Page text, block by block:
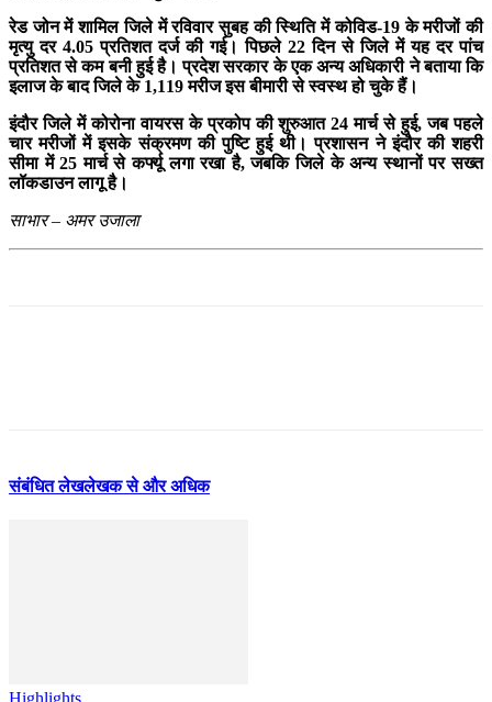
रेड जोन में शामिल जिले में रविवार सुबह की स्थिति में कोविड-19 के मरीजों की
मृत्यु दर 4.05 प्रतिशत दर्ज की गई। पिछले 22 दिन से जिले में यह दर पांच
प्रतिशत से कम बनी हुई है। प्रदेश सरकार के एक अन्य अधिकारी ने बताया कि
इलाज के बाद जिले के 1,119 मरीज इस बीमारी से स्वस्थ हो चुके हैं।
इंदौर जिले में कोरोना वायरस के प्रकोप की शुरुआत 24 मार्च से हुई, जब पहले
चार मरीजों में इसके संक्रमण की पुष्टि हुई थी। प्रशासन ने इंदौर की शहरी
सीमा में 25 मार्च से कर्फ्यू लगा रखा है, जबकि जिले के अन्य स्थानों पर सख्त
लॉकडाउन लागू है।
साभार – अमर उजाला
संबंधित लेखलेखक से और अधिक
Highlights